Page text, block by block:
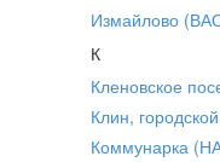
Измайлово
К
Кленовское
Клин,
Коммунарка